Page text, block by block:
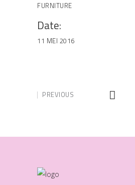
FURNITURE
Date:
11 MEI 2016
PREVIOUS